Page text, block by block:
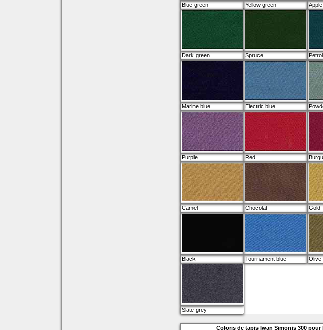
Blue green Yellow green
Dark green Spruce
Marine blue Electric blue
Purple Red
Camel Chocolat Gold
Black Tournament blue Olive
Slate grey
Coloris de tapis Iwan Simonis 300